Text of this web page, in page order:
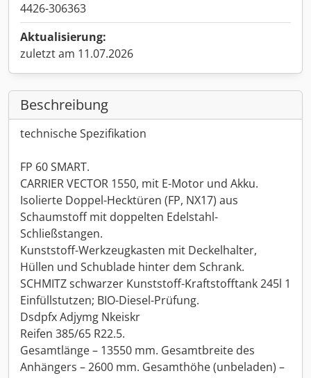
4426-306363
Aktualisierung:
zuletzt am 11.07.2026
Beschreibung
technische Spezifikation
FP 60 SMART.
CARRIER VECTOR 1550, mit E-Motor und Akku.
Isolierte Doppel-Hecktüren (FP, NX17) aus
Schaumstoff mit doppelten Edelstahl-
Schließstangen.
Kunststoff-Werkzeugkasten mit Deckelhalter,
Hüllen und Schublade hinter dem Schrank.
SCHMITZ schwarzer Kunststoff-Kraftstofftank 245l 1
Einfüllstutzen; BIO-Diesel-Prüfung.
Dsdpfx Adjymg Nkeiskr
Reifen 385/65 R22.5.
Gesamtlänge – 13550 mm. Gesamtbreite des
Anhängers – 2600 mm. Gesamthöhe (unbeladen) –